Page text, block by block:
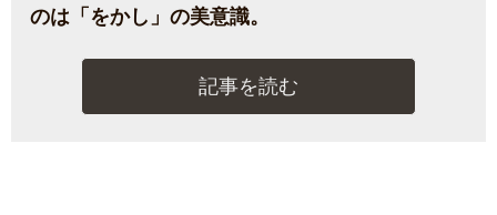
のは「をかし」の美意識。
記事を読む